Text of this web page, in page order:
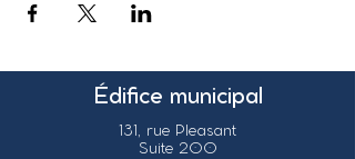
Édifice municipal
131, rue Pleasant
Suite 200